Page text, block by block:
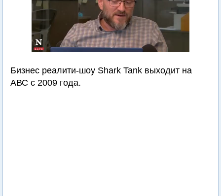
Бизнес реалити-шоу Shark Tank выходит на
АВС с 2009 года.